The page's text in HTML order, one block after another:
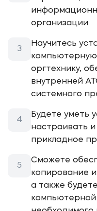
организации
Научитесь
оргтехнику,
внутренней
системного
Будете уметь
настраивать
прикладное
Сможете
копирование
а также
компьютерной